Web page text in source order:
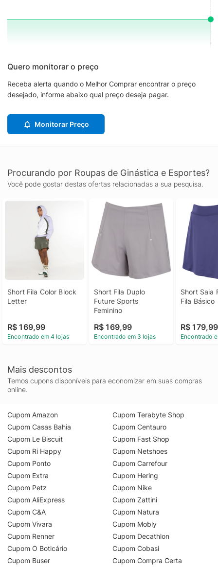
Quero monitorar o preço
Receba alerta quando o Melhor Comprar encontrar o preço
desejado, informe abaixo qual preço deseja pagar.
Monitorar Preço
Procurando por Roupas de Ginástica e Esportes?
Você pode gostar destas ofertas relacionadas a sua pesquisa.
Short Fila Color Block
Letter
R$ 169,99
Encontrado em 4 lojas
Short Fila Duplo
Future Sports
Feminino
R$ 169,99
Encontrado em 3 lojas
Short Saia
Fila Básico
R$ 179,99
Encontrado
Mais descontos
Temos cupons disponíveis para economizar em suas compras
online.
Cupom Amazon
Cupom Casas Bahia
Cupom Le Biscuit
Cupom Ri Happy
Cupom Ponto
Cupom Extra
Cupom Petz
Cupom AliExpress
Cupom C&A
Cupom Vivara
Cupom Renner
Cupom O Boticário
Cupom Buser
Cupom Terabyte Shop
Cupom Centauro
Cupom Fast Shop
Cupom Netshoes
Cupom Carrefour
Cupom Hering
Cupom Nike
Cupom Zattini
Cupom Natura
Cupom Mobly
Cupom Decathlon
Cupom Cobasi
Cupom Compra Certa